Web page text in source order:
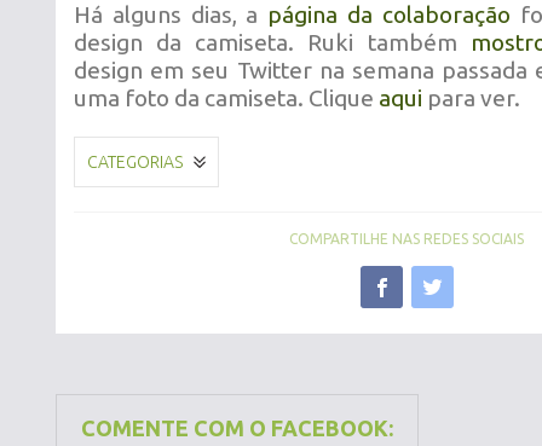
Há alguns dias, a página da colaboração
design da camiseta. Ruki também
design em seu Twitter na semana passada
uma foto da camiseta. Clique aqui para ver.
CATEGORIAS
COMPARTILHE NAS REDES SOCIAIS
COMENTE COM O FACEBOOK: